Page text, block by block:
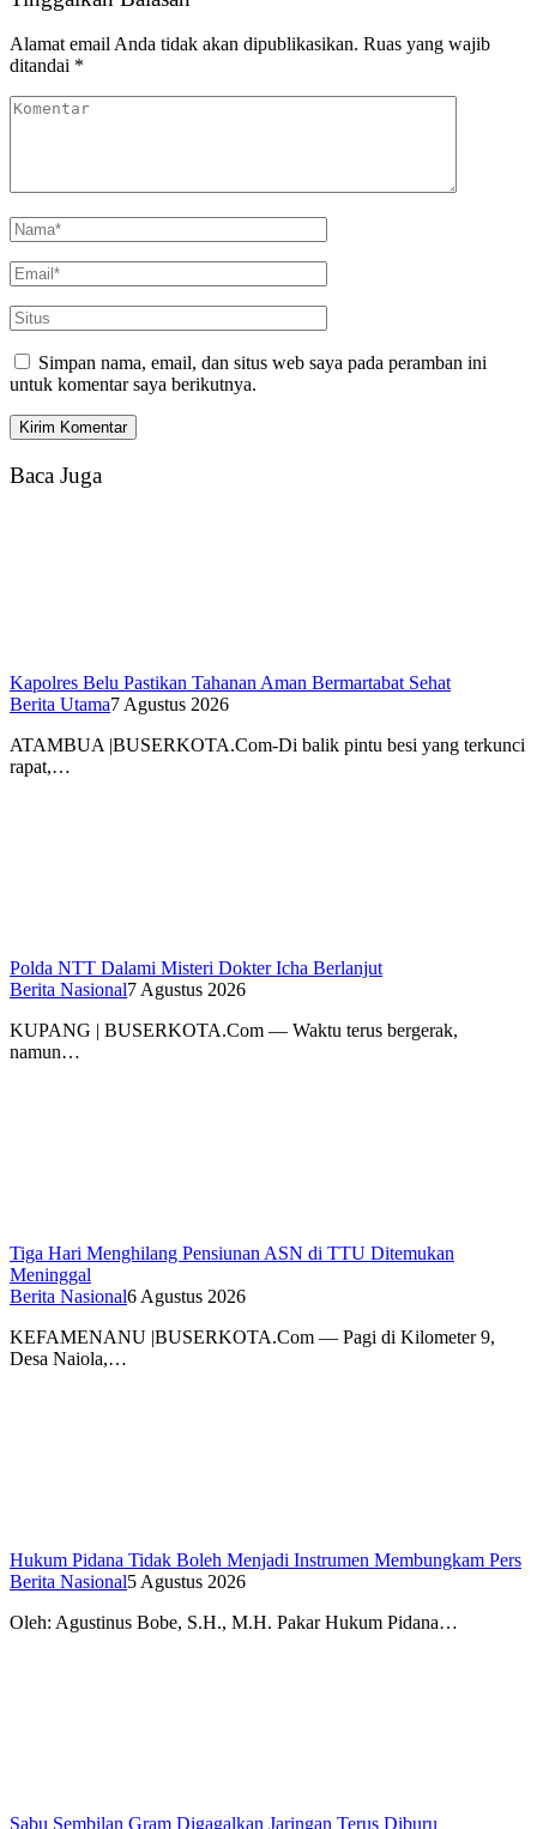
Alamat email Anda tidak akan dipublikasikan. Ruas yang wajib
ditandai *
Simpan nama, email, dan situs web saya pada peramban ini
untuk komentar saya berikutnya.
Baca Juga
Kapolres Belu Pastikan Tahanan Aman Bermartabat Sehat
Berita Utama7 Agustus 2026
ATAMBUA |BUSERKOTA.Com-Di balik pintu besi yang terkunci
rapat,…
Polda NTT Dalami Misteri Dokter Icha Berlanjut
Berita Nasional7 Agustus 2026
KUPANG | BUSERKOTA.Com — Waktu terus bergerak,
namun…
Tiga Hari Menghilang Pensiunan ASN di TTU Ditemukan
Meninggal
Berita Nasional6 Agustus 2026
KEFAMENANU |BUSERKOTA.Com — Pagi di Kilometer 9,
Desa Naiola,…
Hukum Pidana Tidak Boleh Menjadi Instrumen Membungkam Pers
Berita Nasional5 Agustus 2026
Oleh: Agustinus Bobe, S.H., M.H. Pakar Hukum Pidana…
Sabu Sembilan Gram Digagalkan Jaringan Terus Diburu